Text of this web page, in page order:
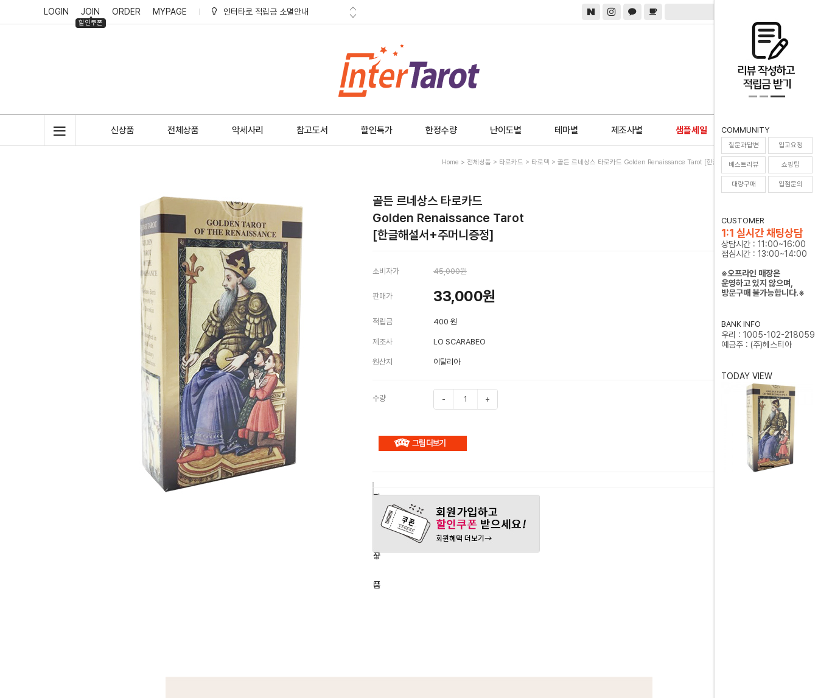
LOGIN JOIN
할인쿠폰
ORDER MYPAGE
인터타로 적립금 소멸안내
신상품 전체상품 악세사리 참고도서 할인특가 한정수량 난이도별 테마별 제조사별 샘플세일 0
COMMUNITY
질문과답변 입고요청
베스트리뷰 쇼핑팁
대량구매 입점문의
CUSTOMER
1:1 실시간 채팅상담
상담시간 : 11:00~16:00
점심시간 : 13:00~14:00
※오프라인 매장은
운영하고 있지 않으며,
방문구매 불가능합니다.※
BANK INFO
우리 : 1005-102-218059
예금주 : (주)헤스티아
TODAY VIEW
Home > 전체상품 > 타로카드 > 타로덱 > 골든 르네상스 타로카드 Golden Renaissance Tarot [한글해설서+주머니증정]
골든 르네상스 타로카드
Golden Renaissance Tarot
[한글해설서+주머니증정]
소비자가 45,000원
판매가 33,000원
적립금 400 원
제조사 LO SCARABEO
원산지 이탈리아
수량 - +
구
하
기
장
구
니
관
상
품